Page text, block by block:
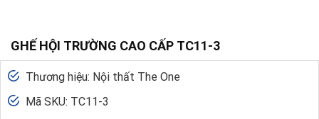
GHẾ HỘI TRƯỜNG CAO CẤP TC11-3
Thương hiệu: Nội thất The One
Mã SKU: TC11-3